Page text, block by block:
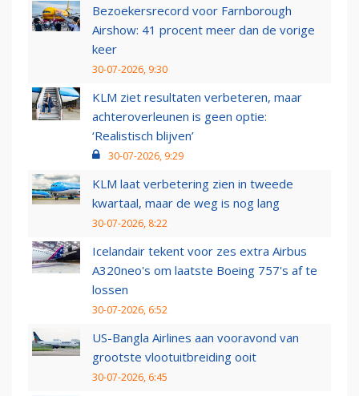
Bezoekersrecord voor Farnborough
Airshow: 41 procent meer dan de vorige
keer
30-07-2026, 9:30
KLM ziet resultaten verbeteren, maar
achteroverleunen is geen optie:
‘Realistisch blijven’
30-07-2026, 9:29
KLM laat verbetering zien in tweede
kwartaal, maar de weg is nog lang
30-07-2026, 8:22
Icelandair tekent voor zes extra Airbus
A320neo's om laatste Boeing 757's af te
lossen
30-07-2026, 6:52
US-Bangla Airlines aan vooravond van
grootste vlootuitbreiding ooit
30-07-2026, 6:45